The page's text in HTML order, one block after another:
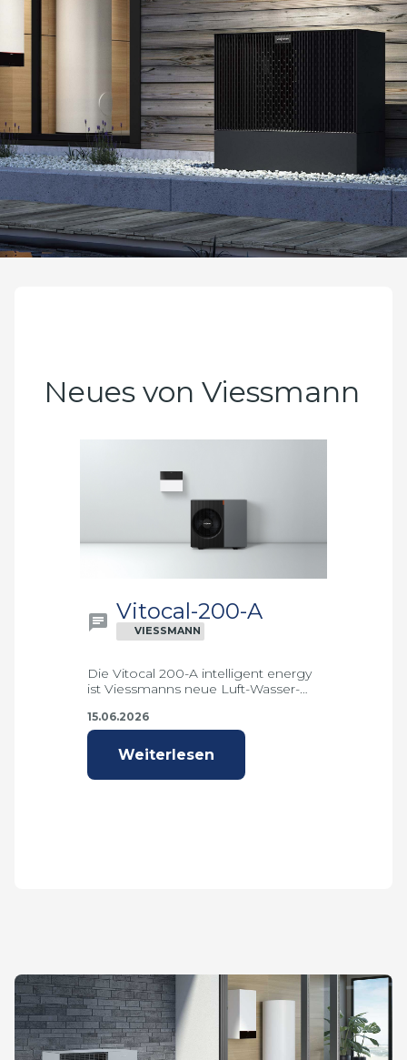
Neues von Viessmann
VIESSMANN
Vitocal-200-A
Die Vitocal 200-A intelligent energy
ist Viessmanns neue Luft-Wasser-
Zweifamilienhäuser.
15.06.2026
Weiterlesen